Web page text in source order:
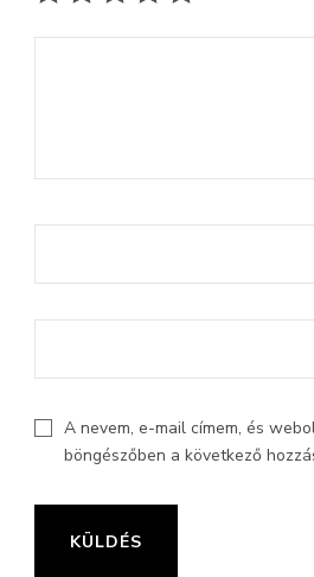
A nevem, e-mail címem, és
böngészőben a következő